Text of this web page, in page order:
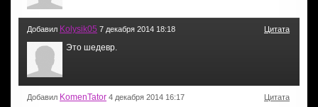
Добавил Kolysik05 7 декабря 2014 18:18 Цитата
Это шедевр.
Добавил KomenTator 4 декабря 2014 16:17 Цитата